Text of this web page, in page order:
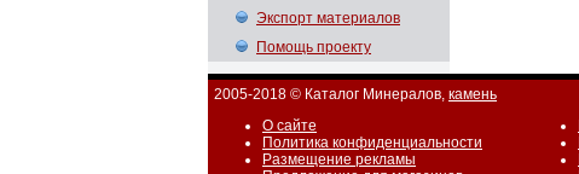
Экспорт материалов
Помощь проекту
2005-2018 © Каталог Минералов, камень
О сайте
Политика конфиденциальности
Размещение рекламы